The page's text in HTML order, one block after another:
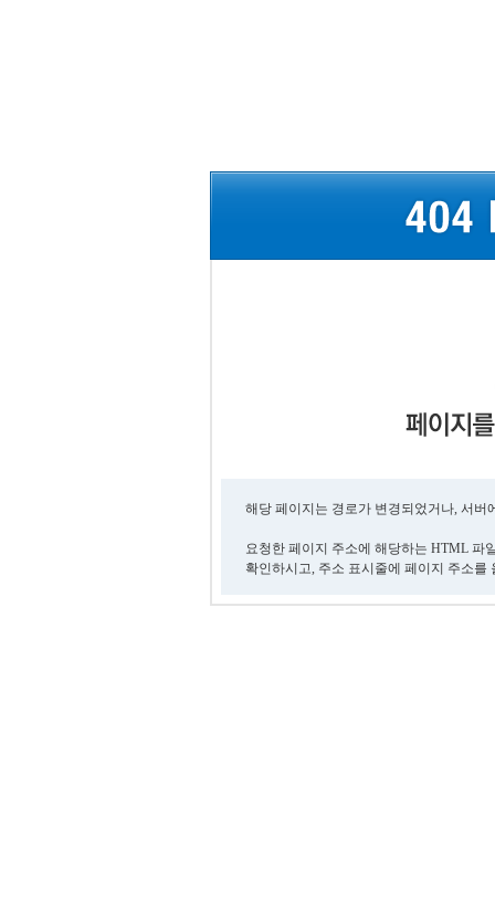
해당 페이지는 경로가 변경되었거나, 서
요청한 페이지 주소에 해당하는 HTML 파
확인하시고, 주소 표시줄에 페이지 주소